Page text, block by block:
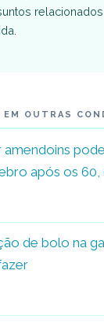
OUTRAS
amendoins
após os 60,
de bolo na